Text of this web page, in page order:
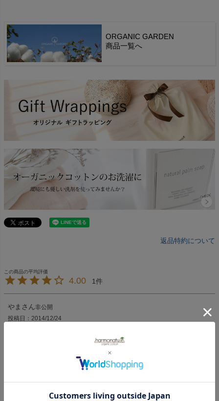
ORGANIC GARDEN
商品一覧へ
返品特約について
4.00 1
やま
非公開
投稿日
2014/12/24
娘「あったかい」と言っています。
13.5センチの足でジャストサイズですが、伸びがいいのでし
ばらくはけそうです。
引っ掛けでパイルの糸が飛び出すのは、その都度切り取れば
問題なさそうです。